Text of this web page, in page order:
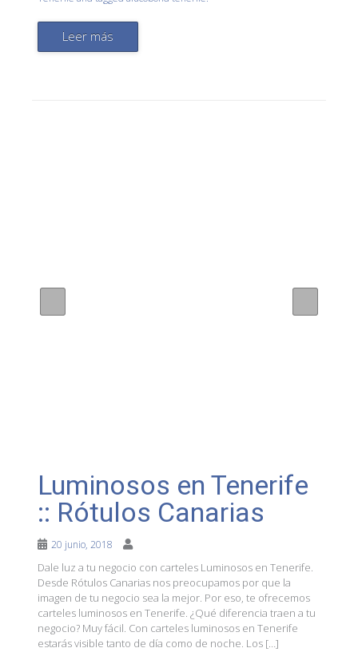
Leer más
Luminosos en Tenerife
:: Rótulos Canarias
20 junio, 2018
Dale luz a tu negocio con carteles Luminosos en Tenerife.
Desde Rótulos Canarias nos preocupamos por que la
imagen de tu negocio sea la mejor. Por eso, te ofrecemos
carteles luminosos en Tenerife. ¿Qué diferencia traen a tu
negocio? Muy fácil. Con carteles luminosos en Tenerife
estarás visible tanto de día como de noche. Los […]